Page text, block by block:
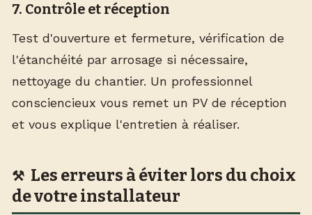
7. Contrôle et réception
Test d'ouverture et fermeture, vérification de
l'étanchéité par arrosage si nécessaire,
nettoyage du chantier. Un professionnel
consciencieux vous remet un PV de réception
et vous explique l'entretien à réaliser.
Les erreurs à éviter lors du choix
de votre installateur